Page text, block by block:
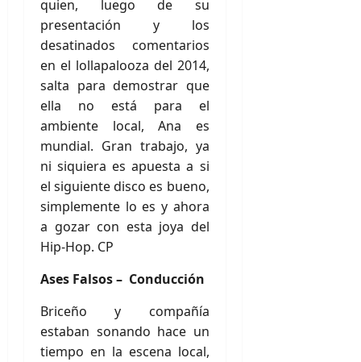
quien, luego de su
presentación y los
desatinados comentarios
en el lollapalooza del 2014,
salta para demostrar que
ella no está para el
ambiente local, Ana es
mundial. Gran trabajo, ya
ni siquiera es apuesta a si
el siguiente disco es bueno,
simplemente lo es y ahora
a gozar con esta joya del
Hip-Hop. CP
Ases Falsos – Conducción
Briceño y compañía
estaban sonando hace un
tiempo en la escena local,